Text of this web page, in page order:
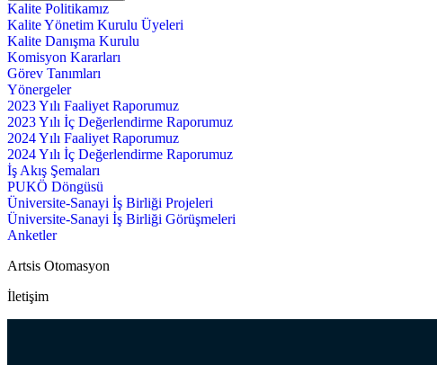
Kalite Politikamız
Kalite Yönetim Kurulu Üyeleri
Kalite Danışma Kurulu
Komisyon Kararları
Görev Tanımları
Yönergeler
2023 Yılı Faaliyet Raporumuz
2023 Yılı İç Değerlendirme Raporumuz
2024 Yılı Faaliyet Raporumuz
2024 Yılı İç Değerlendirme Raporumuz
İş Akış Şemaları
PUKÖ Döngüsü
Üniversite-Sanayi İş Birliği Projeleri
Üniversite-Sanayi İş Birliği Görüşmeleri
Anketler
Artsis Otomasyon
İletişim